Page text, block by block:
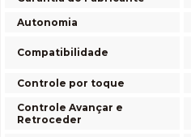
Autonomia
Compatibilidade
Controle por toque
Controle Avançar e
Retroceder